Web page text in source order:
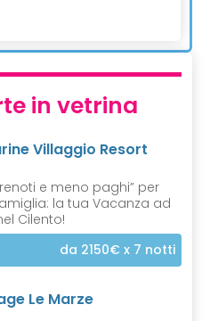
in vetrina
Villaggio Resort
e meno paghi” per
la tua Vacanza ad
Cilento!
da 2150€ x 7 notti
Le Marze